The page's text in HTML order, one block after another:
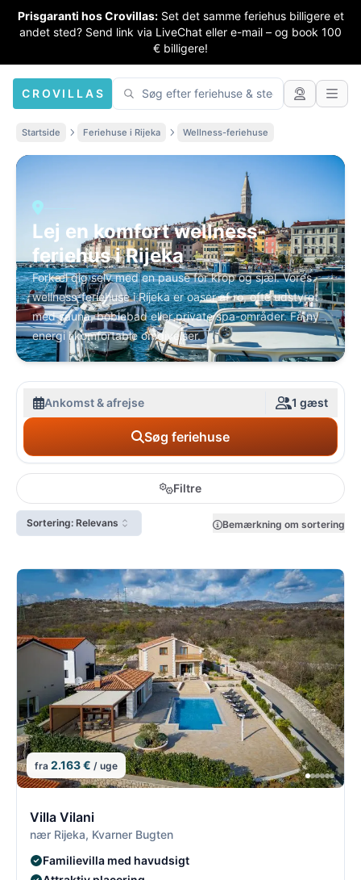
Prisgaranti hos Crovillas: Set det samme feriehus billigere et
andet sted? Send link via LiveChat eller e-mail – og book 100
€ billigere!
CROVILLAS
Startside Feriehuse i Rijeka Wellness-feriehuse
Lej en komfort wellness-
feriehus i Rijeka
Forkæl dig selv med en pause for krop og sjæl. Vores
wellness-feriehuse i Rijeka er oaser af ro, ofte udstyret
med sauna, boblebad eller private spa-områder. Få ny
energi i komfortable omgivelser.
Ankomst & afrejse 1 gæst
Søg feriehuse
Filtre
Sortering: Relevans Bemærkning om sortering
fra 2.163 € / uge
Villa Vilani
nær Rijeka, Kvarner Bugten
Familievilla med havudsigt